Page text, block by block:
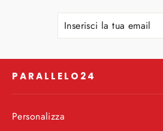
LA
PARALLELO24
Personalizza